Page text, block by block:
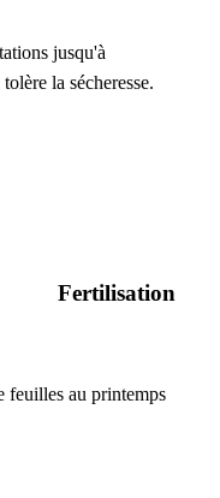
jusqu'à
la sécheresse.
Fertilisation
feuilles au printemps